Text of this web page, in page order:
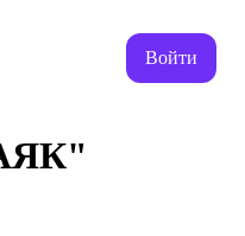
Войти